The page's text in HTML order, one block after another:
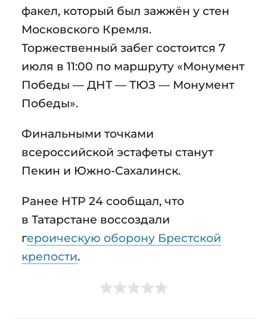
факел, который был зажжён у стен
Московского Кремля.
Торжественный забег состоится 7
июля в 11:00 по маршруту «Монумент
Победы — ДНТ — ТЮЗ — Монумент
Победы».
Финальными точками
всероссийской эстафеты станут
Пекин и Южно-Сахалинск.
Ранее НТР 24 сообщал, что
в Татарстане воссоздали
героическую оборону Брестской
крепости.